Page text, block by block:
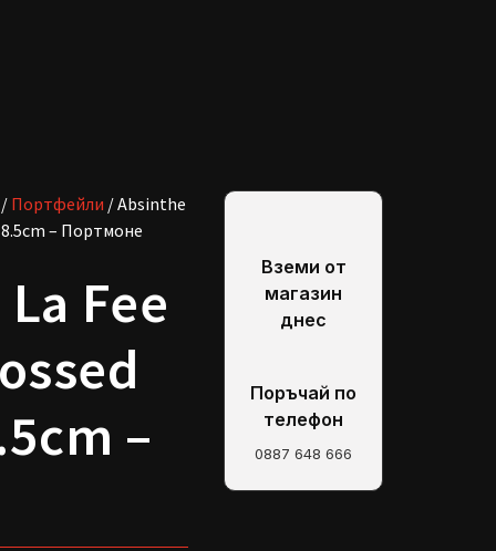
Портфейли / Absinthe
– Портмоне
Fee
–
Вземи от
магазин
днес
Поръчай по
телефон
0887 648 666